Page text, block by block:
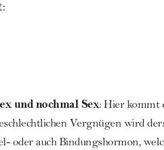
und nochmal Sex: Hier kommt
Vergnügen wird
oder auch Bindungshormon,